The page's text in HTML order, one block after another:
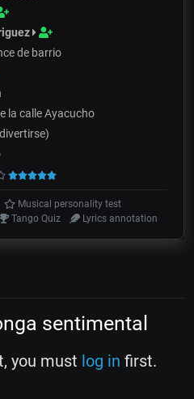
de barrio
la calle Ayacucho
Musical personality test
Tango Quiz Lyrics annotation
sentimental
you must log in first.